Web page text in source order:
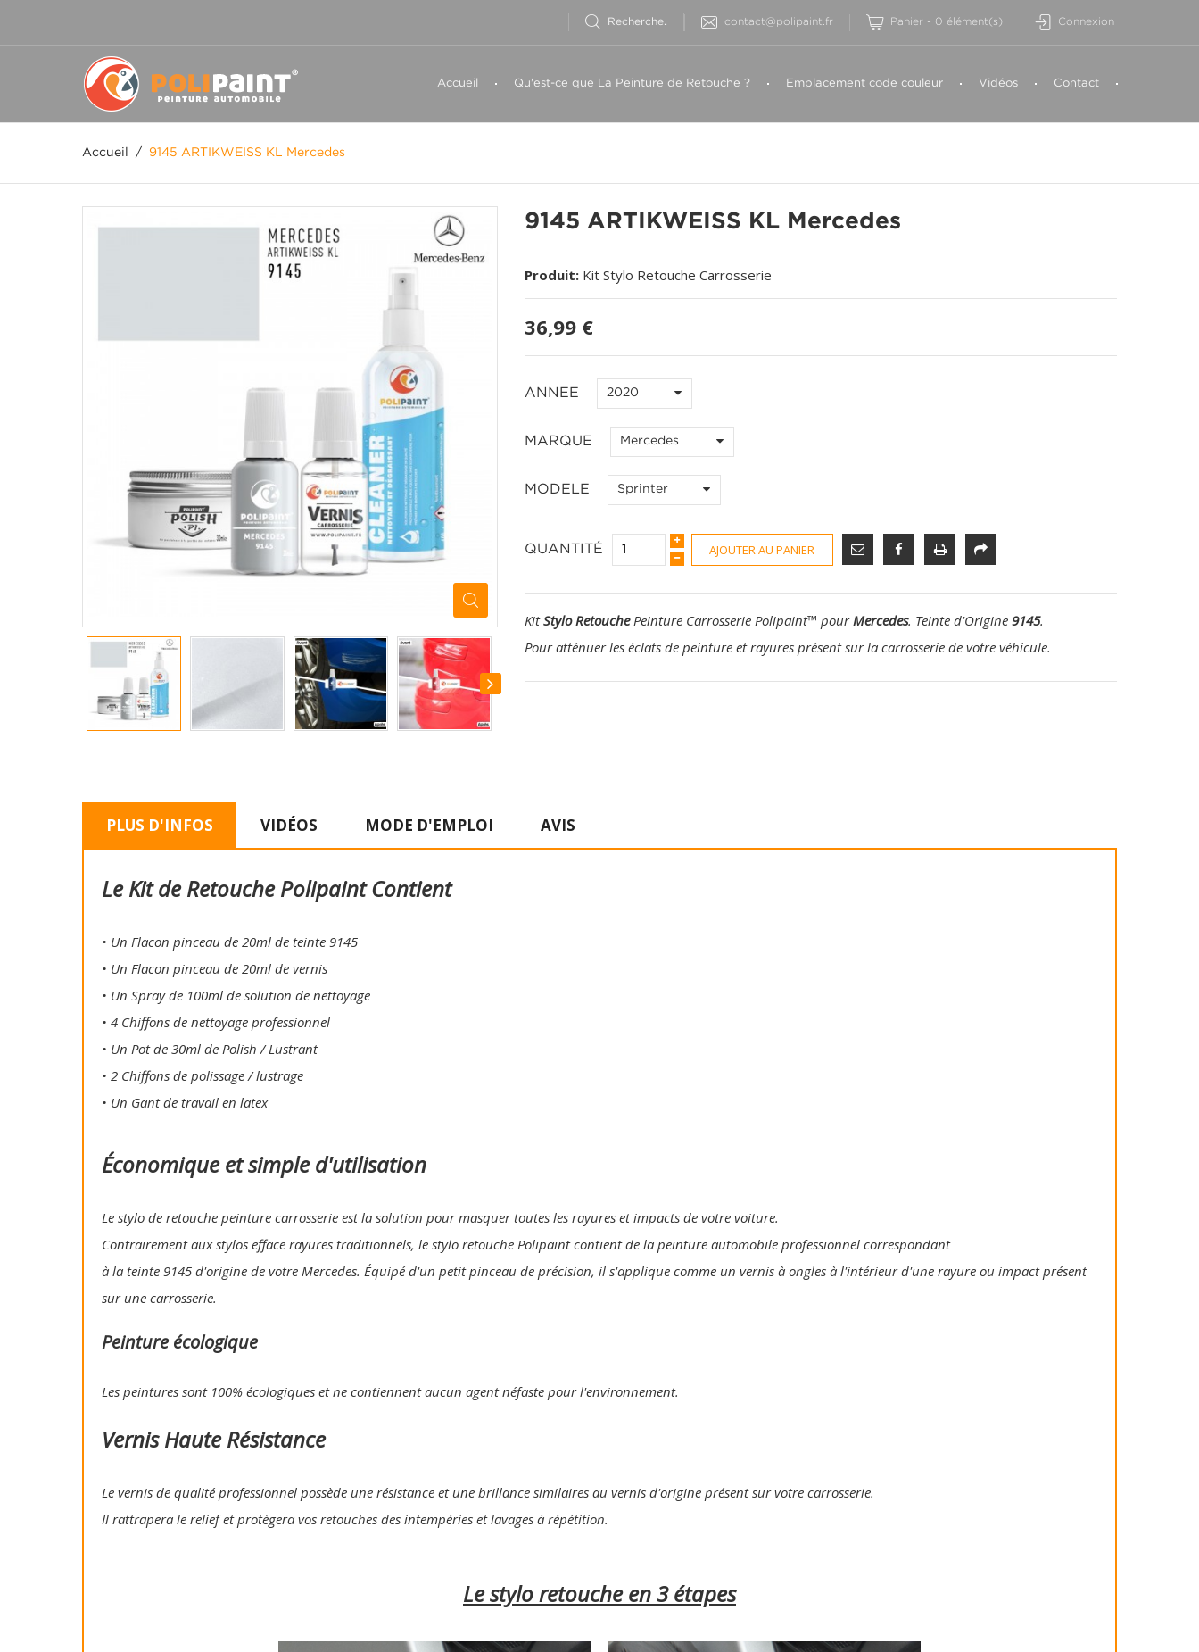
contact@polipaint.fr Panier - 0 élément(s) Connexion
Accueil Qu'est-ce que La Peinture de Retouche ? Emplacement code couleur Vidéos Contact
Accueil / 9145 ARTIKWEISS KL Mercedes
9145 ARTIKWEISS KL Mercedes
Produit: Kit Stylo Retouche Carrosserie
36,99 €
ANNEE 2020
MARQUE Mercedes
MODELE Sprinter
QUANTITÉ AJOUTER AU PANIER
KitStylo RetouchePeinture Carrosserie Polipaint™ pourMercedes. Teinte d'Origine 9145.
Pour atténuer les éclats de peinture et rayures présent sur la carrosserie de votre véhicule.
PLUS D'INFOS VIDÉOS MODE D'EMPLOI AVIS
Le Kit de Retouche Polipaint Contient
• Un Flacon pinceau de 20ml de teinte 9145
• Un Flacon pinceau de 20ml de vernis
• Un Spray de 100ml de solution de nettoyage
• 4 Chiffons de nettoyage professionnel
• Un Pot de 30ml de Polish / Lustrant
• 2 Chiffons de polissage / lustrage
• Un Gant de travail en latex
Économique et simple d'utilisation
Le stylo de retouche peinture carrosserie est la solution pour masquer toutes les rayures et impacts de votre voiture.
Contrairement aux stylos efface rayures traditionnels, le stylo retouche Polipaint contient de la peinture automobile professionnel correspondant
à la teinte 9145 d'origine de votre Mercedes. Équipé d'un petit pinceau de précision, il s'applique comme un vernis à ongles à l'intérieur d'une rayure ou impact présent
sur une carrosserie.
Peinture écologique
Les peintures sont 100% écologiques et ne contiennent aucun agent néfaste pour l'environnement.
Vernis Haute Résistance
Le vernis de qualité professionnel possède une résistance et une brillance similaires au vernis d'origine présent sur votre carrosserie.
Il rattrapera le relief et protègera vos retouches des intempéries et lavages à répétition.
Le stylo retouche en 3 étapes